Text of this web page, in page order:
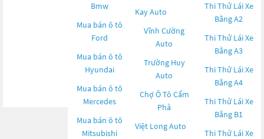
Bmw
Mua bán ô tô
Ford
Mua bán ô tô
Hyundai
Mua bán ô tô
Mercedes
Mua bán ô tô
Mitsubishi
Kay Auto
Vĩnh Cường
Auto
Trường Huy
Auto
Chợ Ô Tô Cẩm
Phả
Việt Long Auto
Thi Thử Lái Xe
Bằng A2
Thi Thử Lái Xe
Bằng A3
Thi Thử Lái Xe
Bằng A4
Thi Thử Lái Xe
Bằng B1
Thi Thử Lái Xe